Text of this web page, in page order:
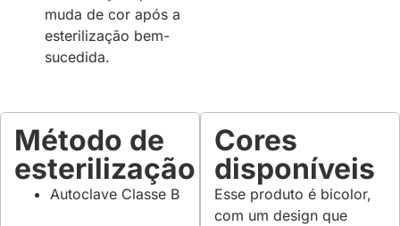
muda de cor após a
esterilização bem-
sucedida.
Método de
esterilização
Autoclave Classe B
Cores
disponíveis
Esse produto é bicolor,
com um design que